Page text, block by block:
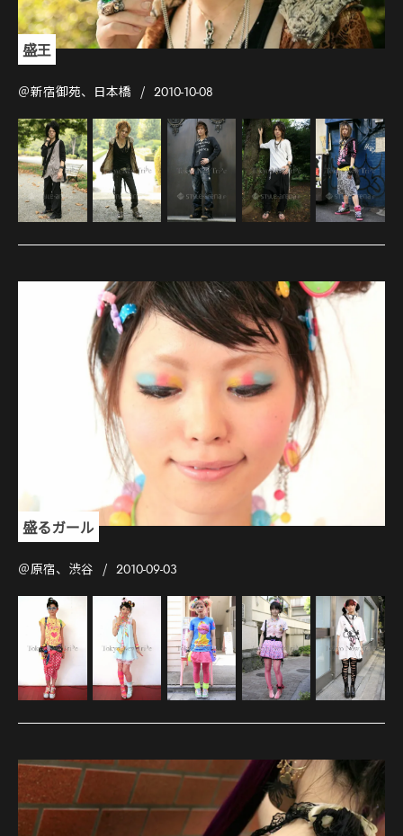
盛王
＠新宿御苑、日本橋 2010-10-08
盛るガール
＠原宿、渋谷 2010-09-03